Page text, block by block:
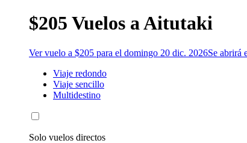
$205 Vuelos a Aitutaki
Ver vuelo a $205 para el domingo 20 dic. 2026Se abrirá
Viaje redondo
Viaje sencillo
Multidestino
Solo vuelos directos